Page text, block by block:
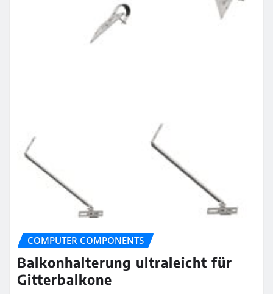
COMPUTER COMPONENTS
Balkonhalterung ultraleicht für
Gitterbalkone